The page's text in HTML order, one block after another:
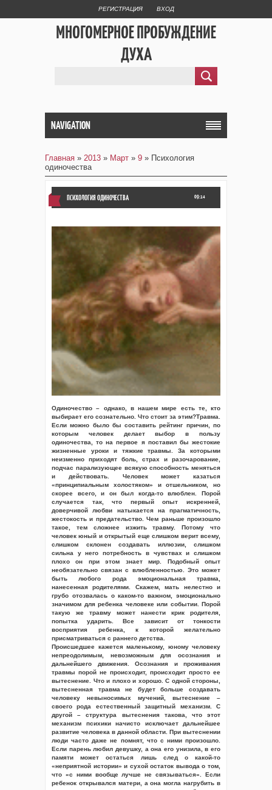
РЕГИСТРАЦИЯ ВХОД
МНОГОМЕРНОЕ ПРОБУЖДЕНИЕ
ДУХА
NAVIGATION
Главная » 2013 » Март » 9 » Психология
одиночества
09:14
ПСИХОЛОГИЯ ОДИНОЧЕСТВА
Одиночество – однако, в нашем мире есть те, кто
выбирает его сознательно. Что стоит за этим?Травма.
Если можно было бы составить рейтинг причин, по
которым человек делает выбор в пользу
одиночества, то на первое я поставил бы жестокие
жизненные уроки и тяжкие травмы. За которыми
неизменно приходят боль, страх и разочарование,
подчас парализующее всякую способность меняться
и действовать. Человек может казаться
«принципиальным холостяком» и отшельником, но
скорее всего, и он был когда-то влюблен. Порой
случается так, что первый опыт искренней,
доверчивой любви натыкается на прагматичность,
жестокость и предательство. Чем раньше произошло
такое, тем сложнее изжить травму. Потому что
человек юный и открытый еще слишком верит всему,
слишком склонен создавать иллюзии, слишком
сильна у него потребность в чувствах и слишком
плохо он при этом знает мир. Подобный опыт
необязательно связан с влюбленностью. Это может
быть любого рода эмоциональная травма,
нанесенная родителями. Скажем, мать нелестно и
грубо отозвалась о каком-то важном, эмоционально
значимом для ребенка человеке или событии. Порой
такую же травму может нанести крик родителя,
попытка ударить. Все зависит от тонкости
восприятия ребенка, к которой желательно
присматриваться с раннего детства.
Происшедшее кажется маленькому, юному человеку
непреодолимым, невозможным для осознания и
дальнейшего движения. Осознания и проживания
травмы порой не происходит, происходит просто ее
вытеснение. Что и плохо и хорошо. С одной стороны,
вытесненная травма не будет больше создавать
человеку невыносимых мучений, вытеснение –
своего рода естественный защитный механизм. С
другой – структура вытеснения такова, что этот
механизм психики начисто исключает дальнейшее
развитие человека в данной области. При вытеснении
люди часто даже не помнят, что с ними произошло.
Если парень любил девушку, а она его унизила, в его
памяти может остаться лишь след о какой-то
«неприятной истории» и сухой остаток вывода о том,
что «с ними вообще лучше не связываться». Если
ребенок открывался матери, а она могла нагрубить в